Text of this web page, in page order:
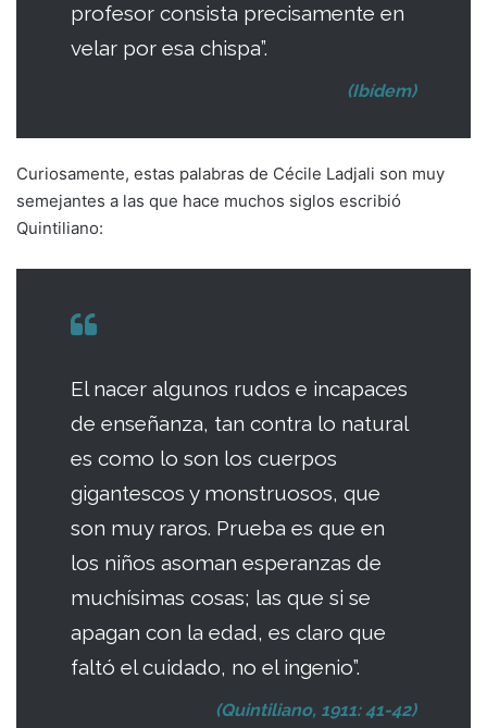
profesor consista precisamente en
velar por esa chispa”.
(Ibídem)
Curiosamente, estas palabras de Cécile Ladjali son muy
semejantes a las que hace muchos siglos escribió
Quintiliano:
El nacer algunos rudos e incapaces
de enseñanza, tan contra lo natural
es como lo son los cuerpos
gigantescos y monstruosos, que
son muy raros. Prueba es que en
los niños asoman esperanzas de
muchísimas cosas; las que si se
apagan con la edad, es claro que
faltó el cuidado, no el ingenio”.
(Quintiliano, 1911: 41-42)